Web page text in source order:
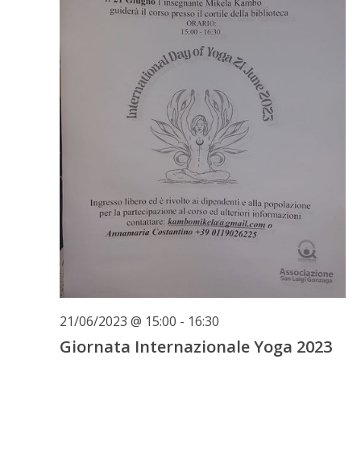
21/06/2023 @ 15:00 - 16:30
Giornata Internazionale Yoga 2023